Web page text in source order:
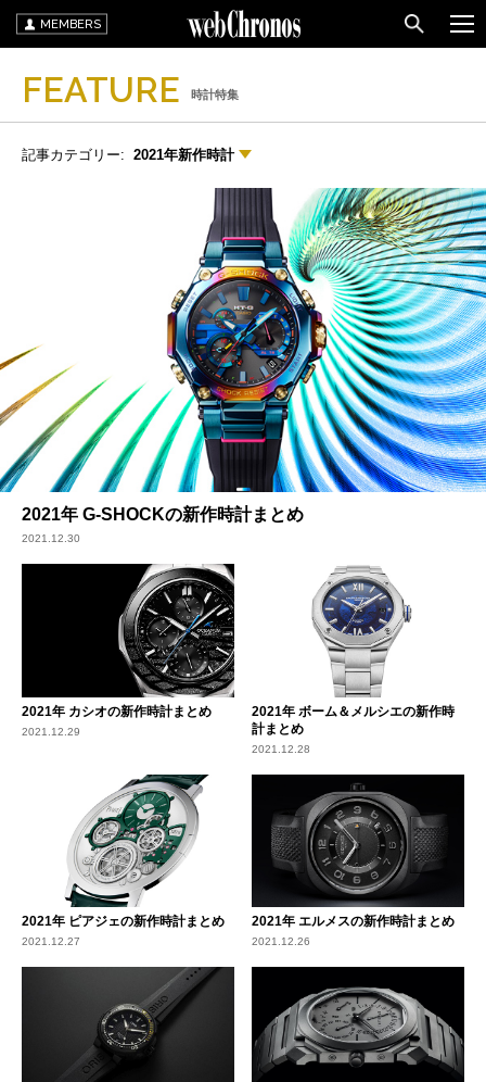
MEMBERS
FEATURE 時計特集
記事カテゴリー: 2021年新作時計
2021年 G-SHOCKの新作時計まとめ
2021.12.30
2021年 カシオの新作時計まとめ
2021.12.29
2021年 ボーム＆メルシエの新作時
計まとめ
2021.12.28
2021年 ピアジェの新作時計まとめ
2021.12.27
2021年 エルメスの新作時計まとめ
2021.12.26